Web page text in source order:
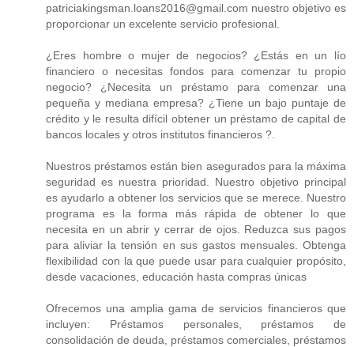
patriciakingsman.loans2016@gmail.com nuestro objetivo es
proporcionar un excelente servicio profesional.
¿Eres hombre o mujer de negocios? ¿Estás en un lío
financiero o necesitas fondos para comenzar tu propio
negocio? ¿Necesita un préstamo para comenzar una
pequeña y mediana empresa? ¿Tiene un bajo puntaje de
crédito y le resulta difícil obtener un préstamo de capital de
bancos locales y otros institutos financieros ?.
Nuestros préstamos están bien asegurados para la máxima
seguridad es nuestra prioridad. Nuestro objetivo principal
es ayudarlo a obtener los servicios que se merece. Nuestro
programa es la forma más rápida de obtener lo que
necesita en un abrir y cerrar de ojos. Reduzca sus pagos
para aliviar la tensión en sus gastos mensuales. Obtenga
flexibilidad con la que puede usar para cualquier propósito,
desde vacaciones, educación hasta compras únicas
Ofrecemos una amplia gama de servicios financieros que
incluyen: Préstamos personales, préstamos de
consolidación de deuda, préstamos comerciales, préstamos